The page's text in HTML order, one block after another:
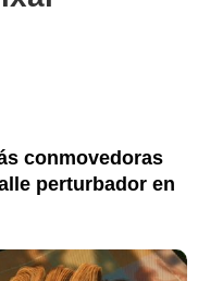
conmovedoras
perturbador en